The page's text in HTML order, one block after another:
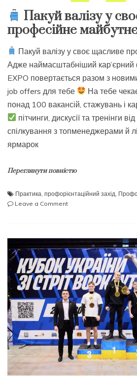
Пакуй валізу у
професійне
Пакуй валізу у своє щасливе
Адже наймасштабніший кар’єрний
EXPO повертається разом з
job offers для тебе
На тебе
понад 100 вакансій, стажувань і
пітчинги, дискусії та тренінги
спілкування з топменеджерами й
ярмарок
Переглянути повністю
Практика профорієнтаційний захід
Leave a Commenton
своє
щасливе
професійне
майбутнє!